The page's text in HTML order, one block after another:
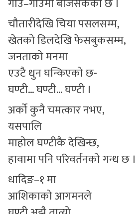
गाउँ–गाउँमा बजिसकेको छ ।
चौतारीदेखि चिया पसलसम्म,
खेतको डिलदेखि फेसबुकसम्म,
जनताको मनमा
एउटै धुन घन्किएको छ-
घण्टी… घण्टी… घण्टी ।
अर्को कुनै चमत्कार नभए,
यसपालि
माहोल घण्टीकै देखिन्छ,
हावामा पनि परिवर्तनको गन्ध छ ।
धादिङ–१ मा
आशिकाको आगमनले